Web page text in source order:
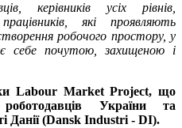
керівників усіх рівнів,
які проявляють
ення робочого простору, у
себе почутою, захищеною і
Labour Market Project, що
роботодавців України та
Данії (Dansk Industri - DI).